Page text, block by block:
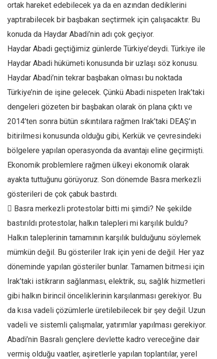
ortak hareket edebilecek ya da en azından dediklerini
yaptırabilecek bir başbakan seçtirmek için çalışacaktır. Bu
konuda da Haydar Abadi’nin adı çok geçiyor.
Haydar Abadi geçtiğimiz günlerde Türkiye’deydi. Türkiye ile
Haydar Abadi hükümeti konusunda bir uzlaşı söz konusu.
Haydar Abadi’nin tekrar başbakan olması bu noktada
Türkiye’nin de işine gelecek. Çünkü Abadi nispeten Irak’taki
dengeleri gözeten bir başbakan olarak ön plana çıktı ve
2014’ten sonra bütün sıkıntılara rağmen Irak’taki DEAŞ’ın
bitirilmesi konusunda olduğu gibi, Kerkük ve çevresindeki
bölgelere yapılan operasyonda da avantajı eline geçirmişti.
Ekonomik problemlere rağmen ülkeyi ekonomik olarak
ayakta tuttuğunu görüyoruz. Son dönemde Basra merkezli
gösterileri de çok çabuk bastırdı.
 Basra merkezli protestolar bitti mi şimdi? Ne şekilde
bastırıldı protestolar, halkın talepleri mi karşılık buldu?
Halkın taleplerinin tamamının karşılık bulduğunu söylemek
mümkün değil. Bu gösteriler Irak için yeni de değil. Her yaz
döneminde yapılan gösteriler bunlar. Tamamen bitmesi için
Irak’taki istikrarın sağlanması, elektrik, su, sağlık hizmetleri
gibi halkın birincil önceliklerinin karşılanması gerekiyor. Bu
da kısa vadeli çözümlerle üretilebilecek bir şey değil. Uzun
vadeli ve sistemli çalışmalar, yatırımlar yapılması gerekiyor.
Abadi’nin Basralı gençlere devlette kadro vereceğine dair
vermiş olduğu vaatler, aşiretlerle yapılan toplantılar, yerel